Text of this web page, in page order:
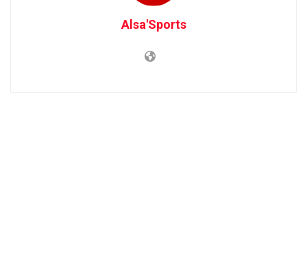
Alsa'Sports